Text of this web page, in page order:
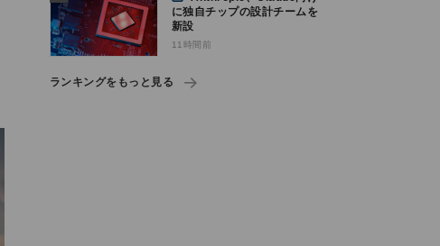
に独自チップの設計チームを
新設
11時間前
ランキングをもっと見る